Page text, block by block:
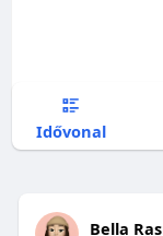
Idővonal
Bella